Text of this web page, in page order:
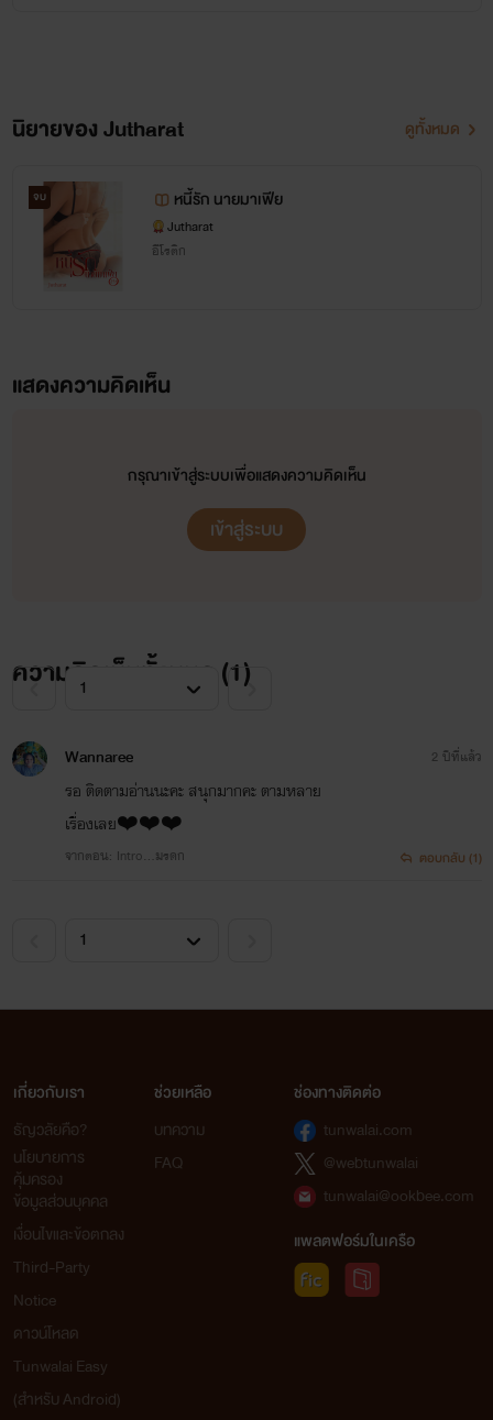
ก่อนอื่นไรท์ต้องขอขอบคุณสำหรับ
แรงสนับสนุนด้วยนะคะ
ผิดจรรยาบรรณ หรือว่าอะไรก็แล้วแต่
ไรท์ต้องขอโทษจริงๆนะคะ ที่อาจจะรู้
แต่ก็อยากให้รีดทุกคนอ่านเพื่อความ
สนุกสนาน
สร้างความบันเทิงให้กับตนเองเนาะ
อย่าไปซีเรียสมากมาย
ถ้ายังไงก็ฝากติดตามผลงานกันด้วย
ที่ Mebmarket , Ookbee
Jutharat
นิยายของ Jutharat ดูทั้งหมด
จบ หนี้รัก นายมาเฟีย
Jutharat
อีโรติก
แสดงความคิดเห็น
กรุณาเข้าสู่ระบบเพื่อแสดงความคิดเห็น
เข้าสู่ระบบ
ความคิดเห็นทั้งหมด (1)
Wannaree
รอ ติดตามอ่านนะคะ สนุกมากคะ ตามหลาย
เรื่องเลย❤️❤️❤️
จากตอน: Intro…มรดก
2 ปีที่แล้ว
ตอบกลับ (1)
เกี่ยวกับเรา
ธัญวลัยคือ?
นโยบายการ
คุ้มครอง
ข้อมูลส่วนบุคคล
เงื่อนไขและข้อตกลง
Third-Party
Notice
ดาวน์โหลด
Tunwalai Easy
(สำหรับ Android)
ช่วยเหลือ
บทความ
FAQ
ช่องทางติดต่อ
tunwalai.com
@webtunwalai
tunwalai@ookbee.com
แพลตฟอร์มในเครือ